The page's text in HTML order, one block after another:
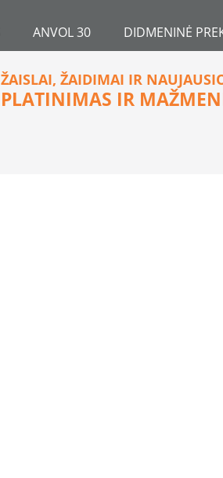
ANVOL 30 DIDMENINĖ
ŽAISLAI, ŽAIDIMAI IR
PLATINIMAS IR